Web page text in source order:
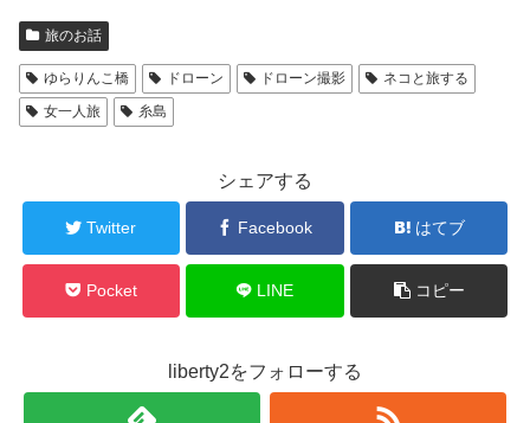
旅のお話
ゆらりんこ橋 ドローン ドローン撮影
ネコと旅する
女一人旅
糸島
シェアする
Twitter Facebook はてブ
Pocket LINE コピー
liberty2をフォローする